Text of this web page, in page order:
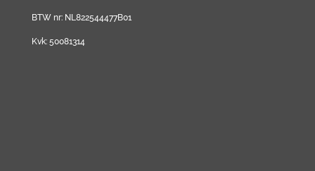
BTW nr: NL822544477B01
Kvk: 50081314